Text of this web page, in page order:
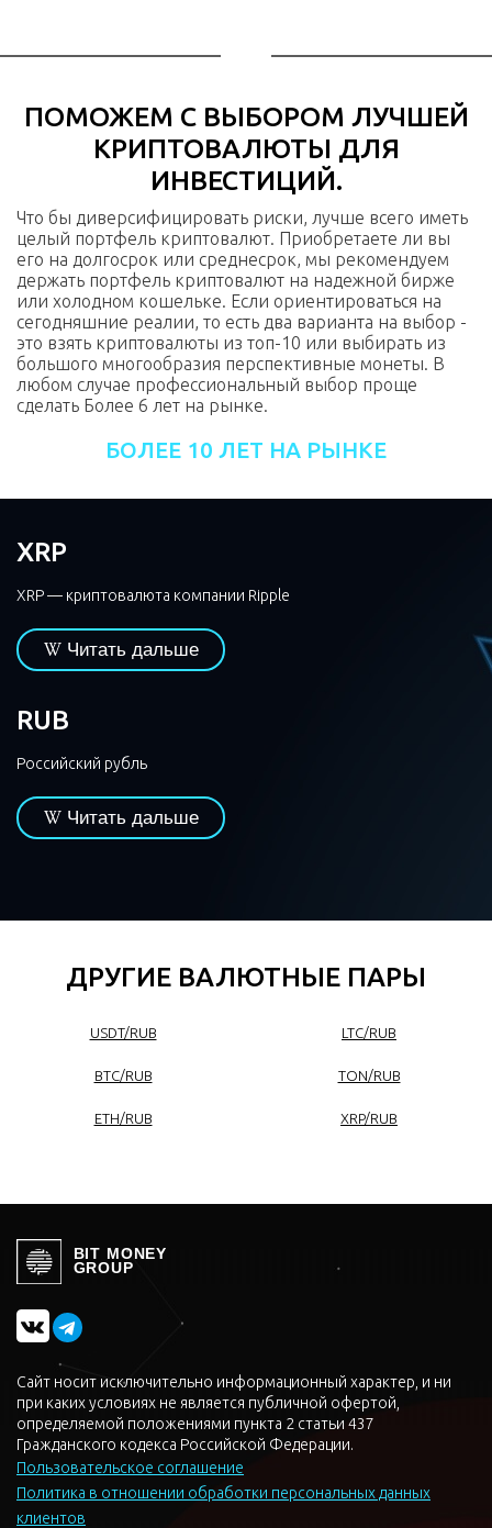
ПОМОЖЕМ С ВЫБОРОМ ЛУЧШЕЙ
КРИПТОВАЛЮТЫ ДЛЯ
ИНВЕСТИЦИЙ.
Что бы диверсифицировать риски, лучше всего иметь
целый портфель криптовалют. Приобретаете ли вы
его на долгосрок или среднесрок, мы рекомендуем
держать портфель криптовалют на надежной бирже
или холодном кошельке. Если ориентироваться на
сегодняшние реалии, то есть два варианта на выбор -
это взять криптовалюты из топ-10 или выбирать из
большого многообразия перспективные монеты. В
любом случае профессиональный выбор проще
сделать Более 6 лет на рынке.
БОЛЕЕ 10 ЛЕТ НА РЫНКЕ
XRP
XRP — криптовалюта компании Ripple
Читать дальше
RUB
Российский рубль
Читать дальше
ДРУГИЕ ВАЛЮТНЫЕ ПАРЫ
USDT/RUB
BTC/RUB
ETH/RUB
LTC/RUB
TON/RUB
XRP/RUB
BIT MONEY
GROUP
Сайт носит исключительно информационный характер, и ни
при каких условиях не является публичной офертой,
определяемой положениями пункта 2 статьи 437
Гражданского кодекса Российской Федерации.
Пользовательское соглашение
Политика в отношении обработки персональных данных
клиентов